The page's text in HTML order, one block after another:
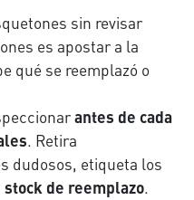
sin revisar
es apostar a la
qué se reemplazó o
antes de cada
. Retira
dudosos, etiqueta los
stock de reemplazo.